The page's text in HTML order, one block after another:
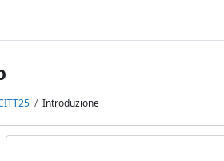
Introduzione